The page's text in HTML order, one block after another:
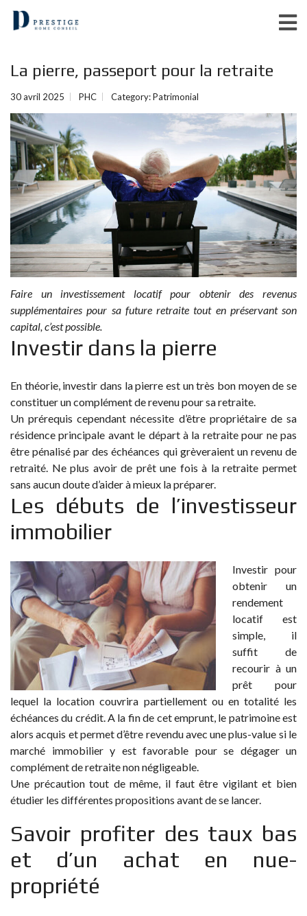
La pierre, passeport pour la retraite
30 avril 2025 PHC Category:Patrimonial
Faire un investissement locatif pour obtenir des revenus
supplémentaires pour sa future retraite tout en préservant son
capital, c’est possible.
Investir dans la pierre
En théorie, investir dans la pierre est un très bon moyen de se
constituer un complément de revenu pour sa retraite.
Un prérequis cependant nécessite d’être propriétaire de sa
résidence principale avant le départ à la retraite pour ne pas
être pénalisé par des échéances qui grèveraient un revenu de
retraité. Ne plus avoir de prêt une fois à la retraite permet
sans aucun doute d’aider à mieux la préparer.
Les débuts de l’investisseur
immobilier
Investir pour
obtenir un
rendement
locatif est
simple, il
suffit de
recourir à un
prêt pour
lequel la location couvrira partiellement ou en totalité les
échéances du crédit. A la fin de cet emprunt, le patrimoine est
alors acquis et permet d’être revendu avec une plus-value si le
marché immobilier y est favorable pour se dégager un
complément de retraite non négligeable.
Une précaution tout de même, il faut être vigilant et bien
étudier les différentes propositions avant de se lancer.
Savoir profiter des taux bas
et d’un achat en nue-
propriété